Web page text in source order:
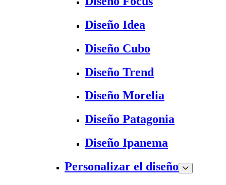
Diseño Idea
Diseño Cubo
Diseño Trend
Diseño Morelia
Diseño Patagonia
Diseño Ipanema
Personalizar el diseño